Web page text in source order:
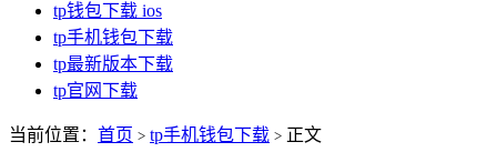
tp钱包下载 ios
tp手机钱包下载
tp最新版本下载
tp官网下载
当前位置： 首页 > tp手机钱包下载 > 正文